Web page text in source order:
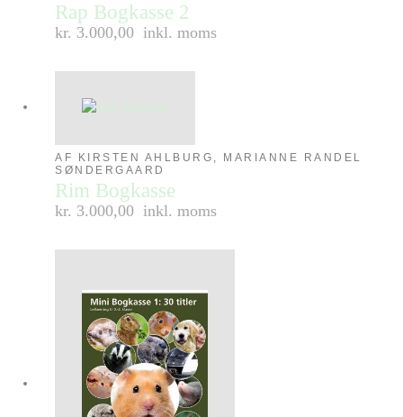
Rap Bogkasse 2
kr. 3.000,00 inkl. moms
AF KIRSTEN AHLBURG, MARIANNE RANDEL
SØNDERGAARD
Rim Bogkasse
kr. 3.000,00 inkl. moms